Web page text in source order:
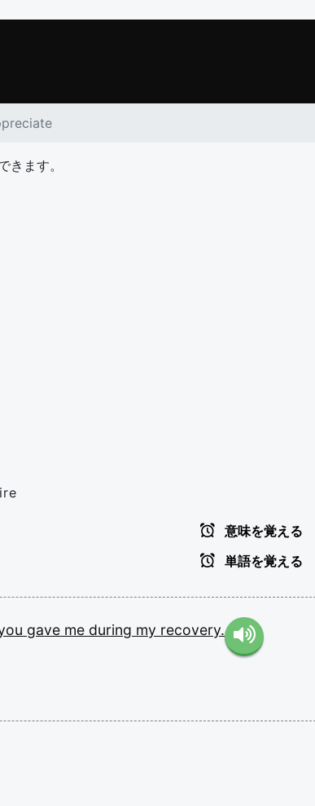
きます。
意味を覚える
単語を覚える
gave me during my recovery.